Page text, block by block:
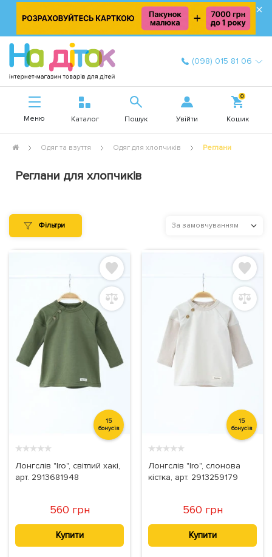
×
(098) 015 81 06
Меню Каталог Пошук Увійти
0
Кошик
Одяг та взуття Одяг для хлопчиків Реглани
Реглани для хлопчиків
Фільтри За замовчуванням
15
бонусів
★★★★★
Лонгслів "Iro", світлий хакі,
арт. 2913681948
560 грн
Купити
15
бонусів
★★★★★
Лонгслів "Iro", слонова
кістка, арт. 2913259179
560 грн
Купити